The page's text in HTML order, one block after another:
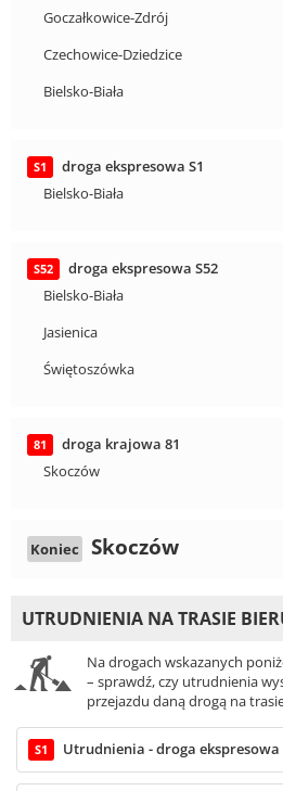
Goczałkowice-Zdrój
Czechowice-Dziedzice
Bielsko-Biała
S1
droga ekspresowa S1
Bielsko-Biała
S52
droga ekspresowa S52
Bielsko-Biała
Jasienica
Świętoszówka
81
droga krajowa 81
Skoczów
Koniec Skoczów
UTRUDNIENIA NA TRASIE
Na drogach wskazanych
– sprawdź, czy utrudnienia
przejazdu daną drogą na
S1 Utrudnienia - droga ekspresowa